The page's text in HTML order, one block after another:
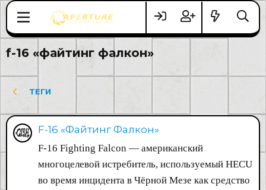
f-16 «файтинг фалкон»
ТЕГИ
F-16 «Файтинг Фалкон»
F-16 Fighting Falcon — американский
многоцелевой истребитель, используемый HECU
во время инцидента в Чёрной Мезе как средство